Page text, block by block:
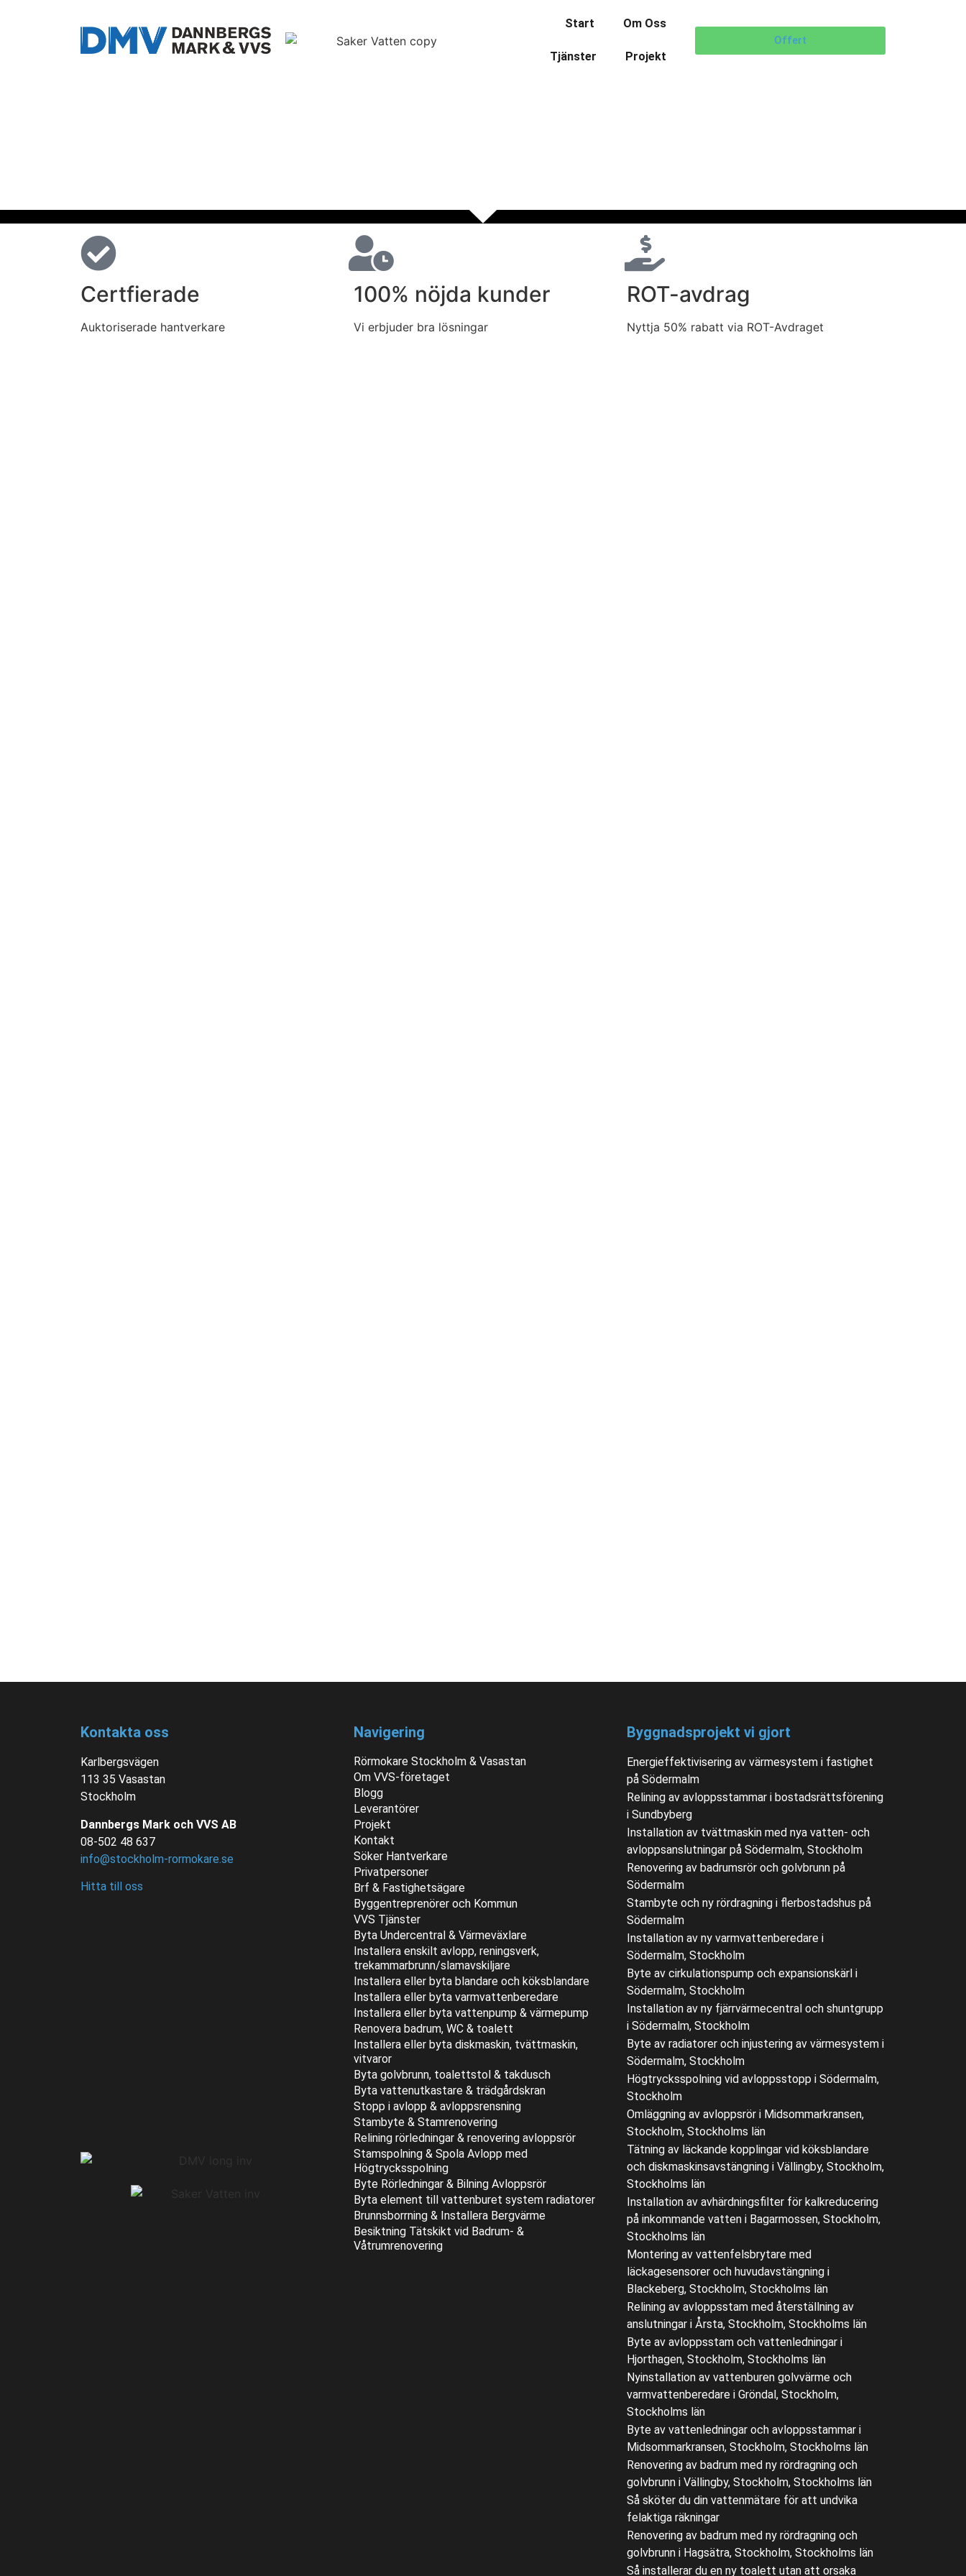
Start Om Oss
Tjänster Projekt
Offert
Certfierade
Auktoriserade hantverkare
100% nöjda kunder
Vi erbjuder bra lösningar
ROT-avdrag
Nyttja 50% rabatt via ROT-Avdraget
Kontakta oss
Karlbergsvägen
113 35 Vasastan
Stockholm
Dannbergs Mark och VVS AB
08-502 48 637
info@stockholm-rormokare.se
Hitta till oss
Navigering
Rörmokare Stockholm & Vasastan
Om VVS-företaget
Blogg
Leverantörer
Projekt
Kontakt
Söker Hantverkare
Privatpersoner
Brf & Fastighetsägare
Byggentreprenörer och Kommun
VVS Tjänster
Byta Undercentral & Värmeväxlare
Installera enskilt avlopp, reningsverk,
trekammarbrunn/slamavskiljare
Installera eller byta blandare och köksblandare
Installera eller byta varmvattenberedare
Installera eller byta vattenpump & värmepump
Renovera badrum, WC & toalett
Installera eller byta diskmaskin, tvättmaskin,
vitvaror
Byta golvbrunn, toalettstol & takdusch
Byta vattenutkastare & trädgårdskran
Stopp i avlopp & avloppsrensning
Stambyte & Stamrenovering
Relining rörledningar & renovering avloppsrör
Stamspolning & Spola Avlopp med
Högtrycksspolning
Byte Rörledningar & Bilning Avloppsrör
Byta element till vattenburet system radiatorer
Brunnsborrning & Installera Bergvärme
Besiktning Tätskikt vid Badrum- &
Våtrumrenovering
Byggnadsprojekt vi gjort
Energieffektivisering av värmesystem i fastighet
på Södermalm
Relining av avloppsstammar i bostadsrättsförening
i Sundbyberg
Installation av tvättmaskin med nya vatten- och
avloppsanslutningar på Södermalm, Stockholm
Renovering av badrumsrör och golvbrunn på
Södermalm
Stambyte och ny rördragning i flerbostadshus på
Södermalm
Installation av ny varmvattenberedare i
Södermalm, Stockholm
Byte av cirkulationspump och expansionskärl i
Södermalm, Stockholm
Installation av ny fjärrvärmecentral och shuntgrupp
i Södermalm, Stockholm
Byte av radiatorer och injustering av värmesystem i
Södermalm, Stockholm
Högtrycksspolning vid avloppsstopp i Södermalm,
Stockholm
Omläggning av avloppsrör i Midsommarkransen,
Stockholm, Stockholms län
Tätning av läckande kopplingar vid köksblandare
och diskmaskinsavstängning i Vällingby, Stockholm,
Stockholms län
Installation av avhärdningsfilter för kalkreducering
på inkommande vatten i Bagarmossen, Stockholm,
Stockholms län
Montering av vattenfelsbrytare med
läckagesensorer och huvudavstängning i
Blackeberg, Stockholm, Stockholms län
Relining av avloppsstam med återställning av
anslutningar i Årsta, Stockholm, Stockholms län
Byte av avloppsstam och vattenledningar i
Hjorthagen, Stockholm, Stockholms län
Nyinstallation av vattenburen golvvärme och
varmvattenberedare i Gröndal, Stockholm,
Stockholms län
Byte av vattenledningar och avloppsstammar i
Midsommarkransen, Stockholm, Stockholms län
Renovering av badrum med ny rördragning och
golvbrunn i Vällingby, Stockholm, Stockholms län
Så sköter du din vattenmätare för att undvika
felaktiga räkningar
Renovering av badrum med ny rördragning och
golvbrunn i Hagsätra, Stockholm, Stockholms län
Så installerar du en ny toalett utan att orsaka